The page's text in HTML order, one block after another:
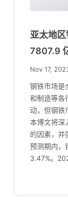
亚太地
7807.9
Nov 17,
钢铁市场是
和制造等各
动，但钢铁
本博文将深
的因素，并
预测期内，
3.47%。